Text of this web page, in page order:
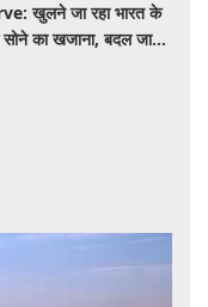
खुलने जा रहा भारत के
का खजाना, बदल जाएगा